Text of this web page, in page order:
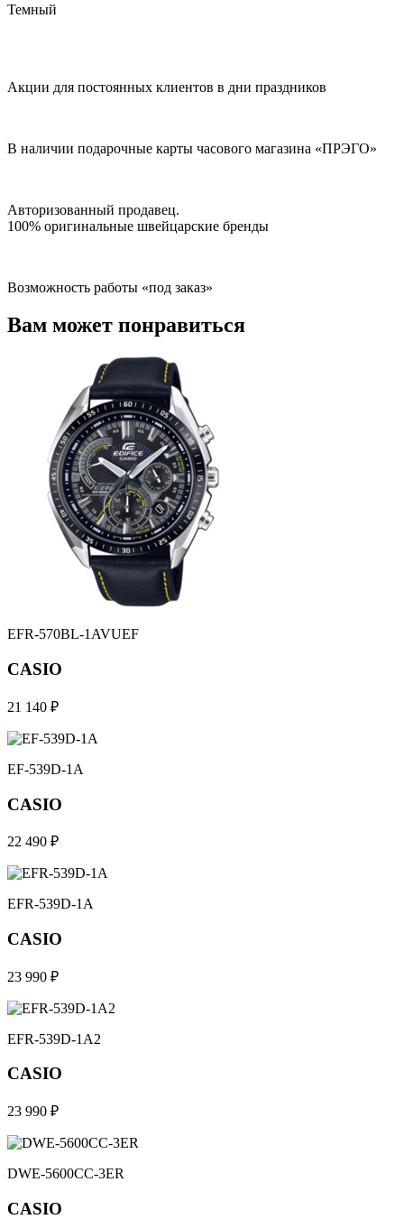
Темный
Акции для постоянных клиентов в дни праздников
В наличии подарочные карты часового магазина «ПРЭГО»
Авторизованный продавец.
100% оригинальные швейцарские бренды
Возможность работы «под заказ»
Вам может понравиться
EFR-570BL-1AVUEF
CASIO
21 140 ₽
EF-539D-1A
CASIO
22 490 ₽
EFR-539D-1A
CASIO
23 990 ₽
EFR-539D-1A2
CASIO
23 990 ₽
DWE-5600CC-3ER
CASIO